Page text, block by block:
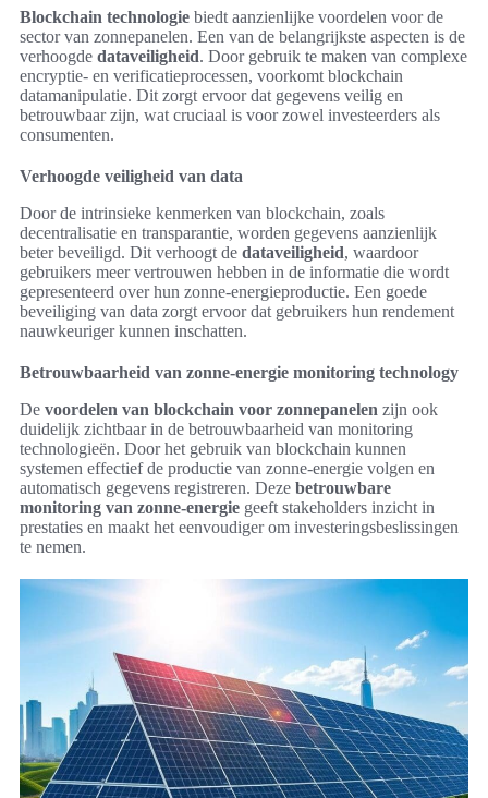
Blockchain technologie biedt aanzienlijke voordelen voor de
sector van zonnepanelen. Een van de belangrijkste aspecten is de
verhoogde dataveiligheid. Door gebruik te maken van complexe
encryptie- en verificatieprocessen, voorkomt blockchain
datamanipulatie. Dit zorgt ervoor dat gegevens veilig en
betrouwbaar zijn, wat cruciaal is voor zowel investeerders als
consumenten.
Verhoogde veiligheid van data
Door de intrinsieke kenmerken van blockchain, zoals
decentralisatie en transparantie, worden gegevens aanzienlijk
beter beveiligd. Dit verhoogt de dataveiligheid, waardoor
gebruikers meer vertrouwen hebben in de informatie die wordt
gepresenteerd over hun zonne-energieproductie. Een goede
beveiliging van data zorgt ervoor dat gebruikers hun rendement
nauwkeuriger kunnen inschatten.
Betrouwbaarheid van zonne-energie monitoring technology
De voordelen van blockchain voor zonnepanelen zijn ook
duidelijk zichtbaar in de betrouwbaarheid van monitoring
technologieën. Door het gebruik van blockchain kunnen
systemen effectief de productie van zonne-energie volgen en
automatisch gegevens registreren. Deze betrouwbare
monitoring van zonne-energie geeft stakeholders inzicht in
prestaties en maakt het eenvoudiger om investeringsbeslissingen
te nemen.